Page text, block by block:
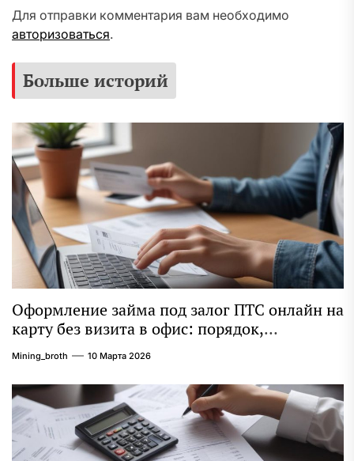
Для отправки комментария вам необходимо
авторизоваться.
Больше историй
Оформление займа под залог ПТС онлайн на
карту без визита в офис: порядок,
требования и документы
Mining_broth 10 Марта 2026